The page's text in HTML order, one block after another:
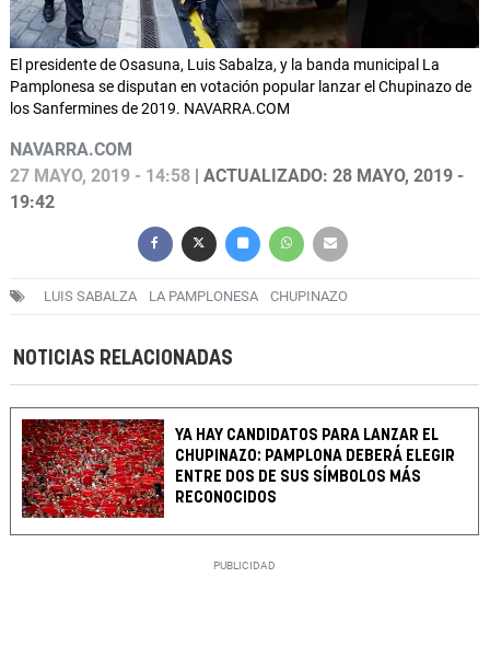
El presidente de Osasuna, Luis Sabalza, y la banda municipal La
Pamplonesa se disputan en votación popular lanzar el Chupinazo de
los Sanfermines de 2019. NAVARRA.COM
NAVARRA.COM
27 MAYO, 2019 - 14:58 | ACTUALIZADO: 28 MAYO, 2019 -
19:42
LUIS SABALZA LA PAMPLONESA CHUPINAZO
NOTICIAS RELACIONADAS
YA HAY CANDIDATOS PARA LANZAR EL
CHUPINAZO: PAMPLONA DEBERÁ ELEGIR
ENTRE DOS DE SUS SÍMBOLOS MÁS
RECONOCIDOS